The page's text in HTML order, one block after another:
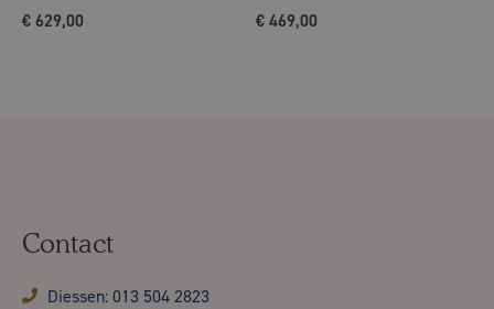
€ 629,00 € 469,00
Contact
Diessen: 013 504 2823